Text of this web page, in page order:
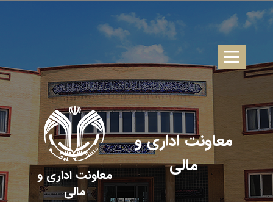
معاونت اداری و
مالی
معاونت اداری و
مالی